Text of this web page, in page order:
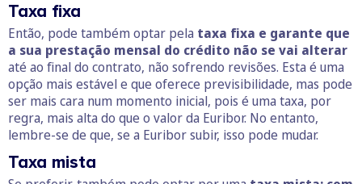
Taxa fixa
Então, pode também optar pela taxa fixa e garante que
a sua prestação mensal do crédito não se vai alterar
até ao final do contrato, não sofrendo revisões. Esta é uma
opção mais estável e que oferece previsibilidade, mas pode
ser mais cara num momento inicial, pois é uma taxa, por
regra, mais alta do que o valor da Euribor. No entanto,
lembre-se de que, se a Euribor subir, isso pode mudar.
Taxa mista